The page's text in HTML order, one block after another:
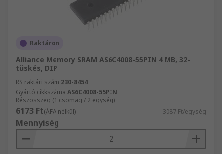
Raktáron
Alliance Memory SRAM AS6C4008-55PIN 4 MB, 32-
tüskés, DIP
RS raktári szám 230-8454
Gyártó cikkszáma AS6C4008-55PIN
Részösszeg (1 csomag / 2 egység)
6173 Ft(ÁFA nélkül) 3087 Ft/egység
Mennyiség